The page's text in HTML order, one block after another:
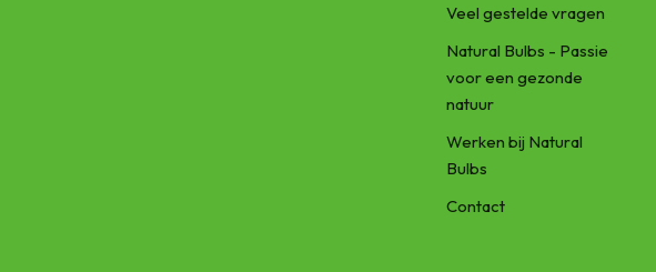
Veel gestelde vragen
Natural Bulbs - Passie
voor een gezonde
natuur
Werken bij Natural
Bulbs
Contact